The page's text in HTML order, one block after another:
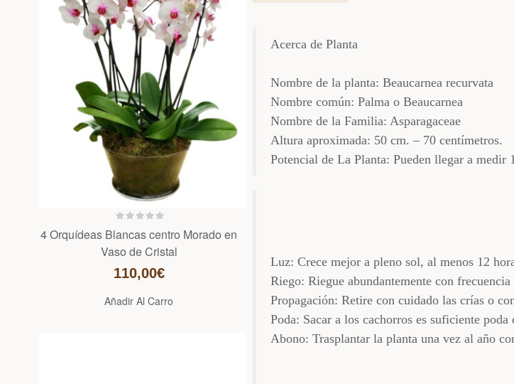
4 Orquídeas Blancas centro Morado en
Vaso de Cristal
110,00€
Añadir Al Carro
Acerca de Planta
Nombre de la planta: Beaucarnea recurvata
Nombre común: Palma o Beaucarnea
Nombre de la Familia: Asparagaceae
Altura aproximada: 50 cm. – 70 centímetros.
Potencial de La Planta: Pueden llegar a medir
Luz: Crece mejor a pleno sol, al menos 12
Riego: Riegue abundantemente con
Propagación: Retire con cuidado las crías o
Poda: Sacar a los cachorros es suficiente poda
Abono: Trasplantar la planta una vez al año